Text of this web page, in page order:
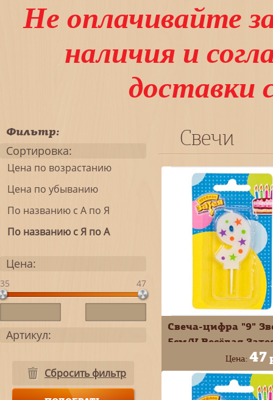
Не оплачивайте
наличия и
доставки
Фильтр:
Сортировка:
Цена по возрастанию
Цена по убыванию
По названию с А по Я
По названию с Я по А
Цена:
35 47
Артикул:
Сбросить фильтр
Свечи
Свеча-цифра "9"
5см/V Весёлая
Цена:47
+
-
В